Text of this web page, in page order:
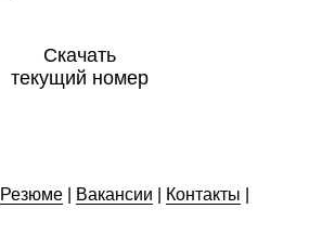
Скачать
текущий номер
Резюме Вакансии Контакты